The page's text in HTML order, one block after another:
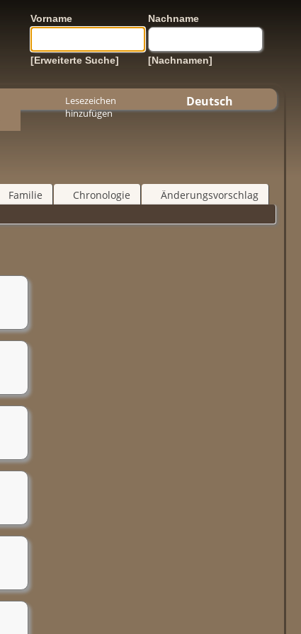
Vorname Nachname
[Erweiterte Suche] [Nachnamen]
Lesezeichen
hinzufügen
Deutsch
Familie Chronologie Änderungsvorschlag